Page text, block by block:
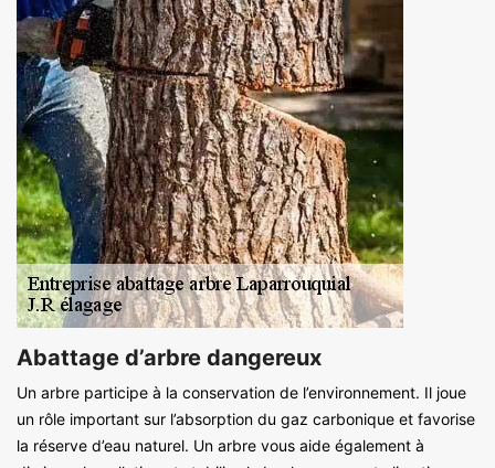
Abattage d’arbre dangereux
Un arbre participe à la conservation de l’environnement. Il joue
un rôle important sur l’absorption du gaz carbonique et favorise
la réserve d’eau naturel. Un arbre vous aide également à